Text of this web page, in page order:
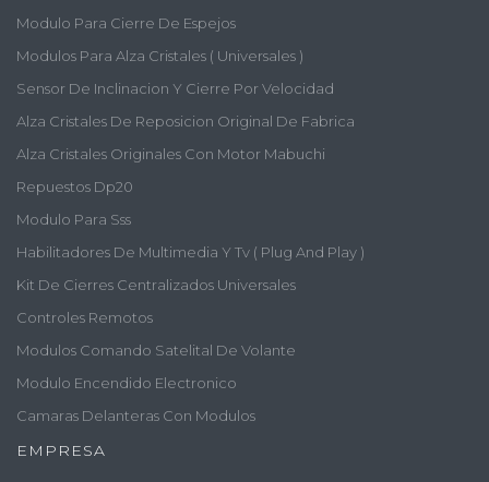
Modulo Para Cierre De Espejos
Modulos Para Alza Cristales ( Universales )
Sensor De Inclinacion Y Cierre Por Velocidad
Alza Cristales De Reposicion Original De Fabrica
Alza Cristales Originales Con Motor Mabuchi
Repuestos Dp20
Modulo Para Sss
Habilitadores De Multimedia Y Tv ( Plug And Play )
Kit De Cierres Centralizados Universales
Controles Remotos
Modulos Comando Satelital De Volante
Modulo Encendido Electronico
Camaras Delanteras Con Modulos
EMPRESA